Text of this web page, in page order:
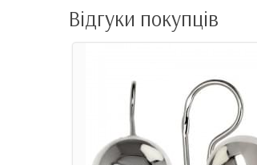
Відгуки покупців